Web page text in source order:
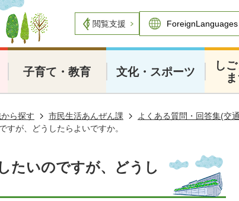
閲覧支援
子育て・教育 文化・スポーツ
し
ら探す 市民生活あんぜん課
よくある質問・回答集(交
すが、どうしたらよいですか。
たいのですが、どうし